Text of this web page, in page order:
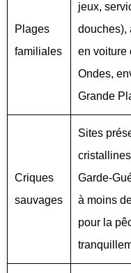
Plages
familiales
jeux,
douches),
en voiture
Ondes,
Grande
Criques
sauvages
Sites
Garde-
à moins
pour la